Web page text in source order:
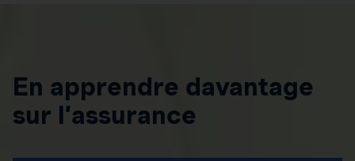
En apprendre davantage
sur l’assurance